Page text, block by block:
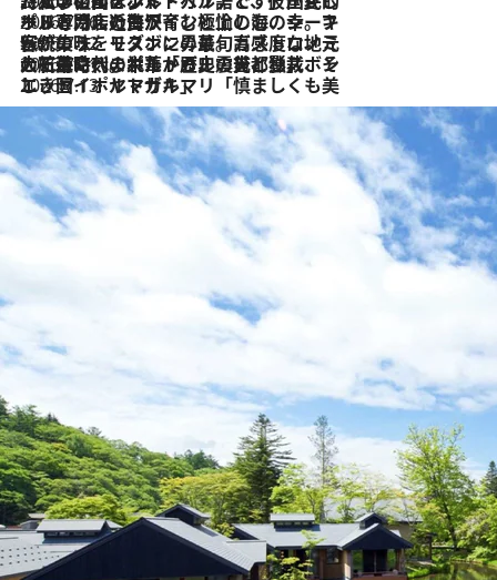
2026.7.26
ポルトガル近海が育む極上の海の幸。キリリと冷えた白ワインと愉しむ、シーフード専門店の贅沢
2026.7.22
伝統の味をモダンに昇華。高感度な地元客が集う、リスボンの最旬ガストロノミー
2026.7.21
大航海時代の栄華から、震災、独裁、そして革命へ。ポルトガル・首都リスボンの石畳に刻まれた「歴史の光と影」
2026.7.13
エッセイ・ヤマザキマリ「慎ましくも美しき国 ポルトガル」